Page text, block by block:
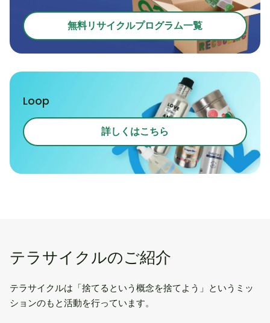
無料リサイクルプログラム一覧
Loop
詳しくはこちら
テラサイクルのご紹介
テラサイクルは「捨てるという概念を捨てよう」というミッ
ションのもと活動を行っています。